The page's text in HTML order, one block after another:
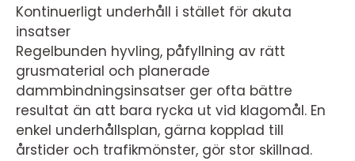
Kontinuerligt underhåll i stället för akuta
insatser
Regelbunden hyvling, påfyllning av rätt
grusmaterial och planerade
dammbindningsinsatser ger ofta bättre
resultat än att bara rycka ut vid klagomål. En
enkel underhållsplan, gärna kopplad till
årstider och trafikmönster, gör stor skillnad.